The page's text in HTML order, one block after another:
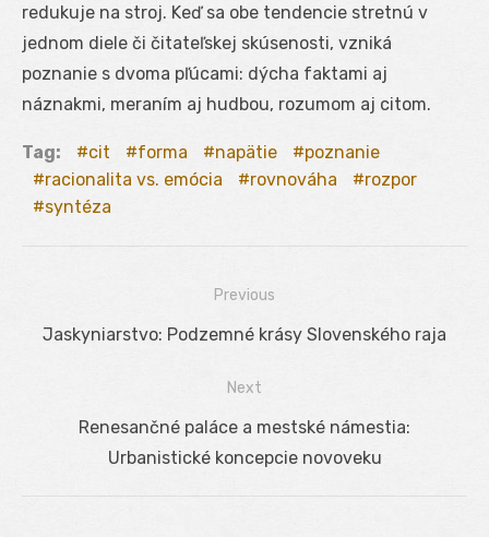
redukuje na stroj. Keď sa obe tendencie stretnú v
jednom diele či čitateľskej skúsenosti, vzniká
poznanie s dvoma pľúcami: dýcha faktami aj
náznakmi, meraním aj hudbou, rozumom aj citom.
Tag: cit forma napätie
poznanie
racionalita vs. emócia
rovnováha
rozpor
syntéza
Navigácia
Previous
Previous
Jaskyniarstvo: Podzemné krásy Slovenského raja
Next
Renesančné paláce a mestské námestia:
Urbanistické koncepcie novoveku